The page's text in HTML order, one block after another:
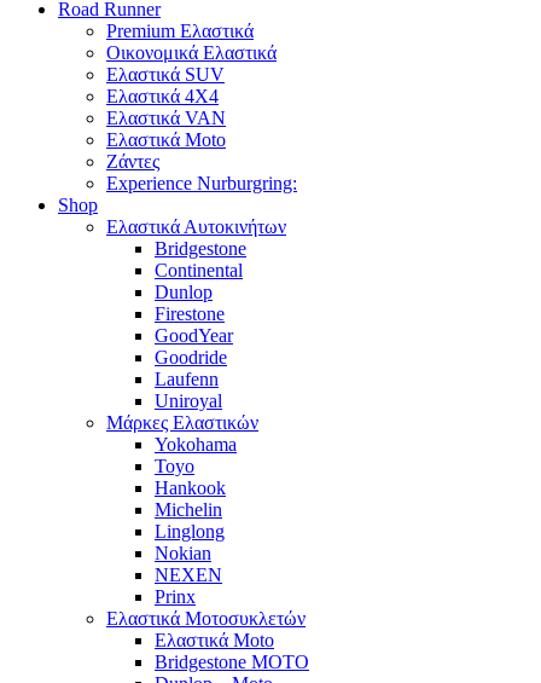
Road Runner
Premium Ελαστικά
Οικονομικά Ελαστικά
Ελαστικά SUV
Ελαστικά 4X4
Ελαστικά VAN
Ελαστικά Moto
Ζάντες
Experience Nurburgring:
Shop
Ελαστικά Αυτοκινήτων
Bridgestone
Continental
Dunlop
Firestone
GoodYear
Goodride
Laufenn
Uniroyal
Μάρκες Ελαστικών
Yokohama
Toyo
Hankook
Michelin
Linglong
Nokian
NEXEN
Prinx
Ελαστικά Μοτοσυκλετών
Ελαστικά Moto
Bridgestone MOTO